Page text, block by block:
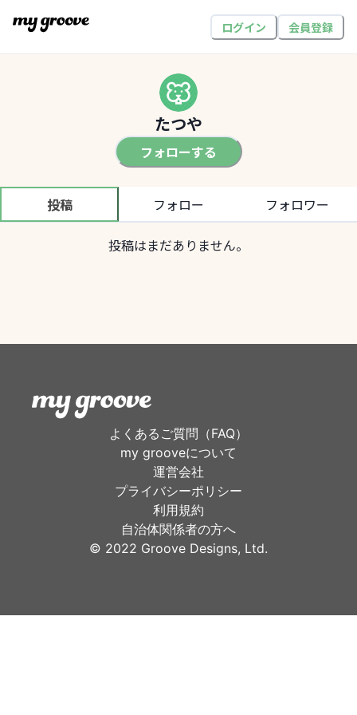
ログイン 会員登録
たつや
フォローする
投稿 フォロー フォロワー
投稿はまだありません。
よくあるご質問（FAQ）
my grooveについて
運営会社
プライバシーポリシー
利用規約
自治体関係者の方へ
©︎ 2022 Groove Designs, Ltd.